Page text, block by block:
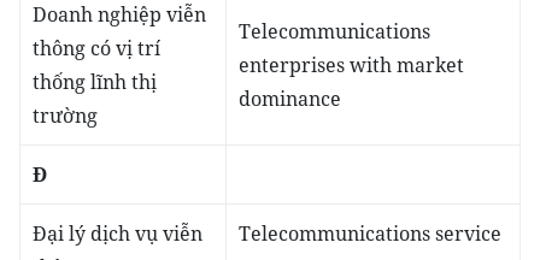
Doanh nghiệp viễn
thông có vị trí
thống lĩnh thị
trường
Telecommunications
enterprises with market
dominance
Đ
Đại lý dịch vụ viễn
Telecommunications service